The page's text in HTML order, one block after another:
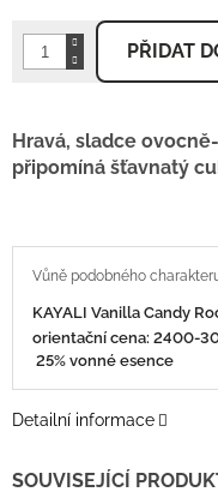
PŘIDAT
Hravá, sladce
připomíná šťavnatý
KAYALI Vanilla Candy
orientační cena: 2400-
25% vonné esence
Detailní informace
SOUVISEJÍCÍ